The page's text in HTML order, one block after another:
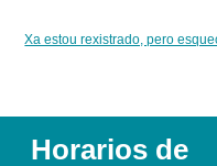
Xa estou rexistrado, pero
Horarios de